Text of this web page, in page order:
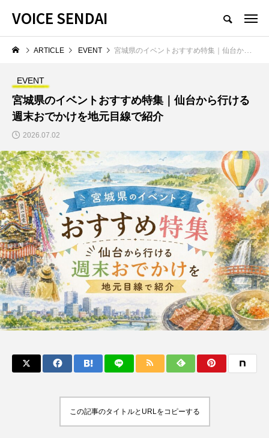
VOICE SENDAI
ARTICLE EVENT 宮城県のイベントおすすめ特集｜仙台から行ける週末おでかけを地元目線で紹介
EVENT
宮城県のイベントおすすめ特集｜仙台から行ける
週末おでかけを地元目線で紹介
2026.07.02
この記事のタイトルとURLをコピーする